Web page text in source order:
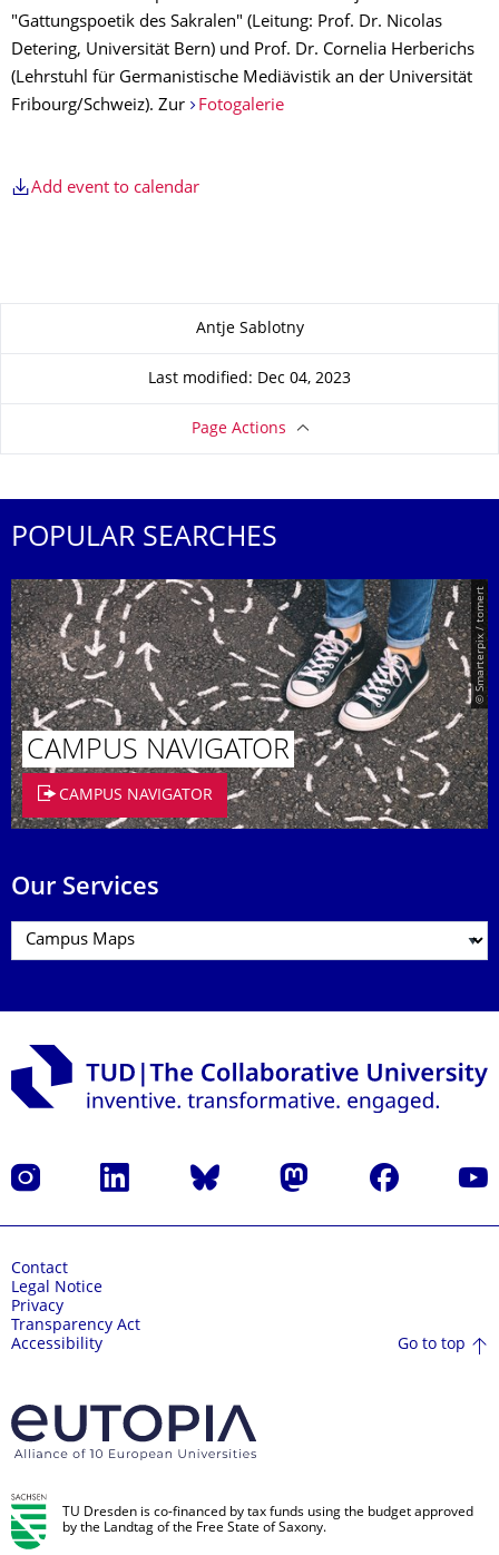
"Gattungspoetik des Sakralen" (Leitung: Prof. Dr. Nicolas
Detering, Universität Bern) und Prof. Dr. Cornelia Herberichs
(Lehrstuhl für Germanistische Mediävistik an der Universität
Fribourg/Schweiz). Zur
Fotogalerie
Add event to calendar
Antje Sablotny
Last modified: Dec 04, 2023
Page Actions
POPULAR SEARCHES
© Smarterpix / tomert
CAMPUS NAVIGATOR
CAMPUS NAVIGATOR
Our Services
Instagram LinkedIn Bluesky Mastodon Facebook
Contact
Legal Notice
Privacy
Transparency Act
Accessibility
Go to top
TU Dresden is co-financed by tax funds using the budget approved
by the Landtag of the Free State of Saxony.